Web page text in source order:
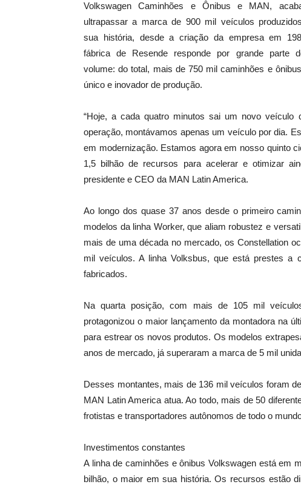
Volkswagen Caminhões e Ônibus e MAN,
ultrapassar a marca de 900 mil veículos
sua história, desde a criação da empresa em
fábrica de Resende responde por grande parte
volume: do total, mais de 750 mil caminhões e
único e inovador de produção.
“Hoje, a cada quatro minutos sai um novo
operação, montávamos apenas um veículo por dia.
em modernização. Estamos agora em nosso quinto
1,5 bilhão de recursos para acelerar e otimizar
presidente e CEO da MAN Latin America.
Ao longo dos quase 37 anos desde o primeiro
modelos da linha Worker, que aliam robustez e
mais de uma década no mercado, os Constellation
mil veículos. A linha Volksbus, que está prestes
fabricados.
Na quarta posição, com mais de 105 mil
protagonizou o maior lançamento da montadora na
para estrear os novos produtos. Os modelos
anos de mercado, já superaram a marca de 5 mil
Desses montantes, mais de 136 mil veículos foram
MAN Latin America atua. Ao todo, mais de 50
frotistas e transportadores autônomos de todo o
Investimentos constantes
A linha de caminhões e ônibus Volkswagen está em
bilhão, o maior em sua história. Os recursos estão